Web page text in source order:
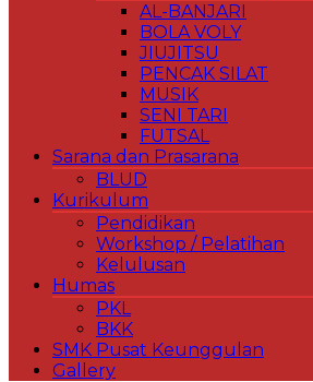
AL-BANJARI
BOLA VOLY
JIUJITSU
PENCAK SILAT
MUSIK
SENI TARI
FUTSAL
Sarana dan Prasarana
BLUD
Kurikulum
Pendidikan
Workshop / Pelatihan
Kelulusan
Humas
PKL
BKK
SMK Pusat Keunggulan
Gallery